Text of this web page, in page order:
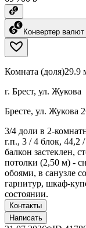
Конвертер валют
Комната (доля)29.9
г. Брест, ул. Жукова
Бресте, ул. Жукова
3/4 доли в 2-
г.п., 3 / 4 блок, 44,2
балкон застеклен,
потолки (2,50 м) -
обоями, в санузле
гарнитур, шкаф-
состоянии.
Контакты
Написать